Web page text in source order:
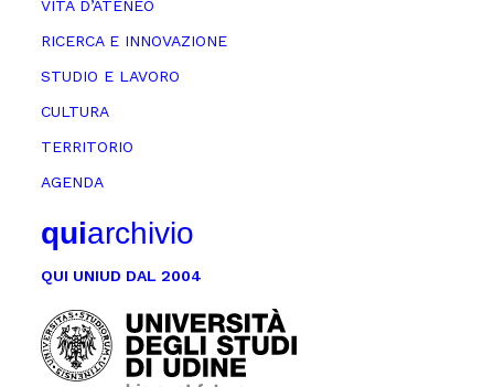
VITA D’ATENEO
RICERCA E INNOVAZIONE
STUDIO E LAVORO
CULTURA
TERRITORIO
AGENDA
quiarchivio
QUI UNIUD DAL 2004